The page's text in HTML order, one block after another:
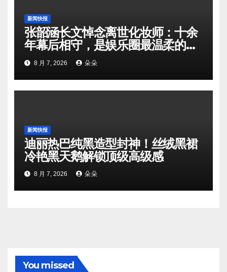
新闻快报
张韶涵长文悼念离世化妆师：十余
年幕后相守，是娱乐圈最温柔的双
向奔赴
8 月 7, 2026 朵朵
新闻快报
迪丽热巴纯黑造型封神！丝绒黑裙
冷艳黑天鹅解锁顶级高级感
8 月 7, 2026 朵朵
You missed